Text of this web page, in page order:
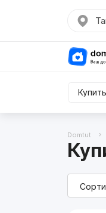
Купить
Купить
Domtut